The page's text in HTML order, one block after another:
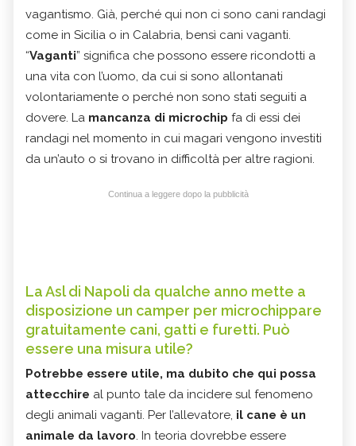
vagantismo. Già, perché qui non ci sono cani randagi
come in Sicilia o in Calabria, bensì cani vaganti.
“Vaganti” significa che possono essere ricondotti a
una vita con l’uomo, da cui si sono allontanati
volontariamente o perché non sono stati seguiti a
dovere. La mancanza di microchip fa di essi dei
randagi nel momento in cui magari vengono investiti
da un’auto o si trovano in difficoltà per altre ragioni.
Continua a leggere dopo la pubblicità
La Asl di Napoli da qualche anno mette a
disposizione un camper per microchippare
gratuitamente cani, gatti e furetti. Può
essere una misura utile?
Potrebbe essere utile, ma dubito che qui possa
attecchire al punto tale da incidere sul fenomeno
degli animali vaganti. Per l’allevatore, il cane è un
animale da lavoro. In teoria dovrebbe essere